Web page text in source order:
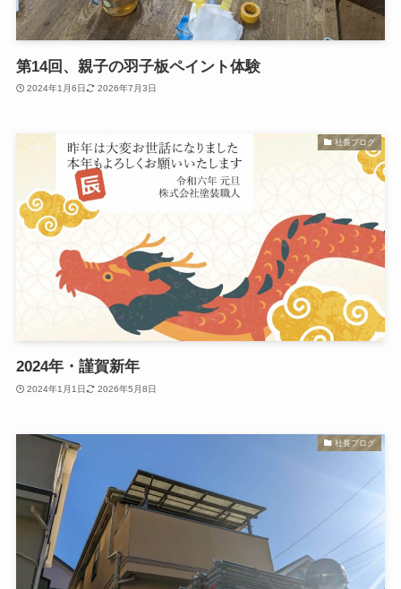
第14回、親子の羽子板ペイント体験
2024年1月6日 2026年7月3日
社長ブログ
2024年・謹賀新年
2024年1月1日 2026年5月8日
社長ブログ